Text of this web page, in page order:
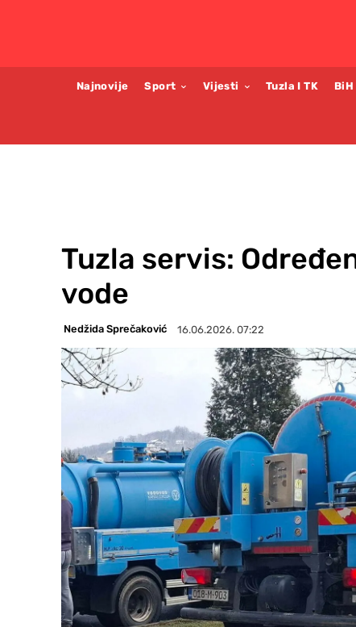
Najnovije Sport Vijesti Tuzla I TK BiH
Tuzla servis:
vode
Nedžida Sprečaković 16.06.2026. 07:22